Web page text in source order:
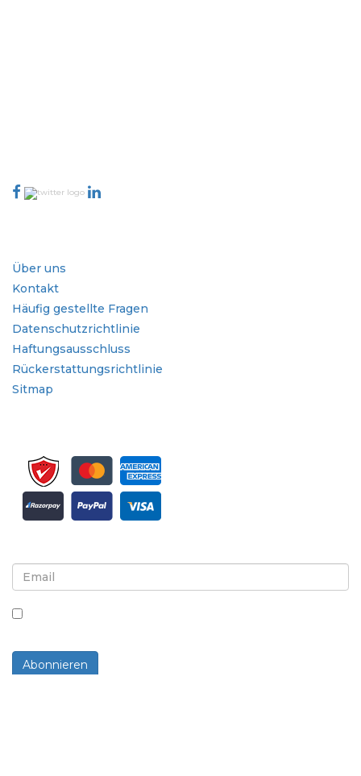
Über uns
Kontakt
Häufig gestellte Fragen
Datenschutzrichtlinie
Haftungsausschluss
Rückerstattungsrichtlinie
Sitmap
Abonnieren